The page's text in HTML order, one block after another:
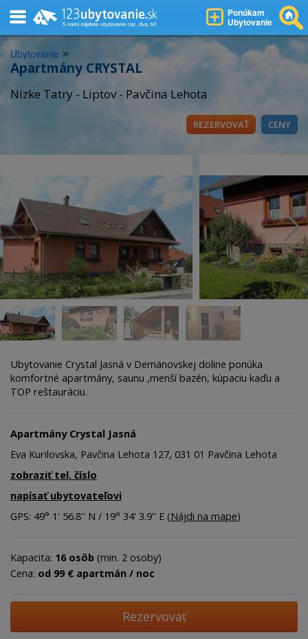
Ponúkam
Ubytovanie
Ubytovanie »
Apartmány CRYSTAL
Nízke Tatry - Liptov - Pavčina Lehota
REZERVOVAŤ CENY
Ubytovanie Crystal Jasná v Demänovskej doline ponúka
komfortné apartmány, saunu ,menší bazén, kúpaciu kaďu a
TOP reštauráciu.
Apartmány Crystal Jasná
Eva Kurilovska, Pavčina Lehota 127, 031 01 Pavčina Lehota
zobraziť tel. číslo
napísať ubytovateľovi
GPS: 49° 1' 56.8'' N / 19° 34' 3.9'' E (Nájdi na mape)
Kapacita: 16 osôb (min. 2 osoby)
Cena: od 99 € apartmán / noc
Rezervovať